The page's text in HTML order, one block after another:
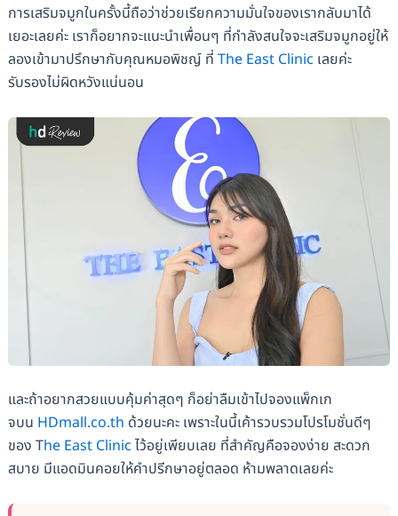
การเสริมจมูกในครั้งนี้ถือว่าช่วยเรียกความมั่นใจของเรากลับมาได้
เยอะเลยค่ะ เราก็อยากจะแนะนำเพื่อนๆ ที่กำลังสนใจจะเสริมจมูกอยู่ให้
ลองเข้ามาปรึกษากับคุณหมอพิชญ์ ที่ The East Clinic เลยค่ะ
รับรองไม่ผิดหวังแน่นอน
และถ้าอยากสวยแบบคุ้มค่าสุดๆ ก็อย่าลืมเข้าไปจองแพ็กเก
จบน HDmall.co.th ด้วยนะคะ เพราะในนี้เค้ารวบรวมโปรโมชั่นดีๆ
ของ The East Clinic ไว้อยู่เพียบเลย ที่สำคัญคือจองง่าย สะดวก
สบาย มีแอดมินคอยให้คำปรีกษาอยู่ตลอด ห้ามพลาดเลยค่ะ